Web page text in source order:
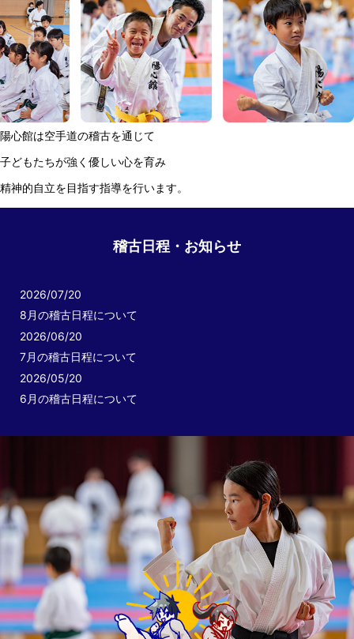
陽心館は空手道の稽古を通じて
子どもたちが強く優しい心を育み
精神的自立を目指す指導を行います。
稽古日程・お知らせ
2026/07/20
8月の稽古日程について
2026/06/20
7月の稽古日程について
2026/05/20
6月の稽古日程について